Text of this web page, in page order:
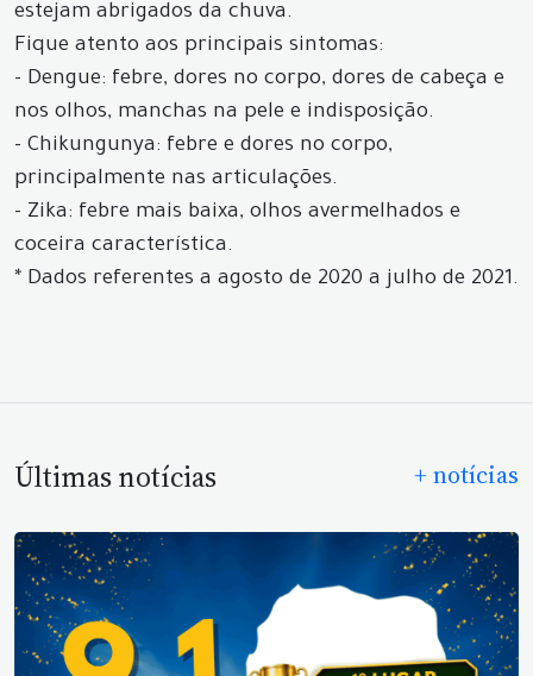
estejam abrigados da chuva.
Fique atento aos principais sintomas:
- Dengue: febre, dores no corpo, dores de cabeça e
nos olhos, manchas na pele e indisposição.
- Chikungunya: febre e dores no corpo,
principalmente nas articulações.
- Zika: febre mais baixa, olhos avermelhados e
coceira característica.
* Dados referentes a agosto de 2020 a julho de 2021.
Últimas notícias + notícias